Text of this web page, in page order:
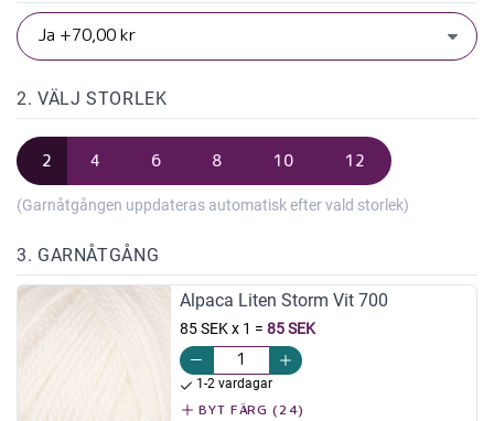
2. VÄLJ STORLEK
2 4 6 8 10 12
(Garnåtgången uppdateras automatisk efter vald storlek)
3. GARNÅTGÅNG
Alpaca Liten Storm Vit 700
85 SEK x 1 = 85 SEK
1-2 vardagar
BYT FÄRG (24)